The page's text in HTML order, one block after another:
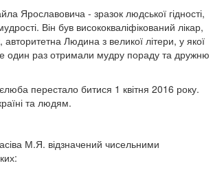
Ярославовича - зразок людської гідності,
Він був висококваліфікований лікар,
авторитетна Людина з великої літери, у якої
один раз отримали мудру пораду та дружню
перестало битися 1 квітня 2016 року.
Україні та людям.
М.Я. відзначений чисельними